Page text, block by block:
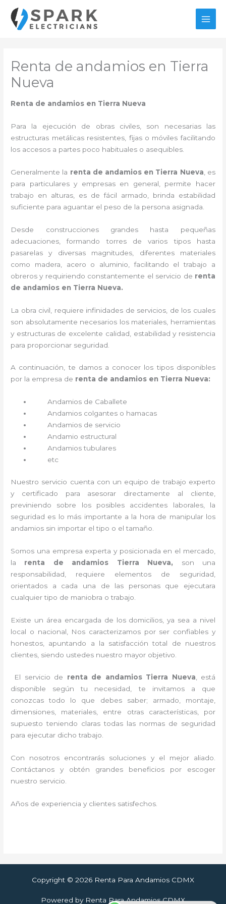
contenido
Renta de andamios en Tierra
Nueva
Renta de andamios en Tierra Nueva
Para la ejecución de obras civiles, son necesarias las
estructuras metálicas resistentes, fijas o móviles facilitando
los accesos a partes poco habituales o asequibles.
Generalmente la renta de andamios en Tierra Nueva , es
para particulares y empresas en general, permite hacer
trabajo en alturas, es de fácil armado, brinda estabilidad
suficiente para aguantar el peso de la persona asignada.
Desde construcciones grandes hasta pequeñas
adecuaciones, formando torres de varios tipos hasta
pasarelas y diversas magnitudes, diferentes materiales
como madera, acero o aluminio, facilitando el trabajo a
obreros y requiriendo constantemente el servicio de renta
de andamios en Tierra Nueva.
La obra civil, requiere infinidades de servicios, de los cuales
son absolutamente necesarios los materiales, herramientas
y estructuras de excelente calidad, estabilidad y resistencia
para proporcionar seguridad.
A continuación, te damos a conocer los tipos disponibles
por la empresa de renta de andamios en Tierra Nueva:
Andamios de Caballete
Andamios colgantes o hamacas
Andamios de servicio
Andamio estructural
Andamios tubulares
etc
Nuestro servicio cuenta con un equipo de trabajo experto
y certificado para asesorar directamente al cliente,
previniendo sobre los posibles accidentes laborales, la
seguridad es lo más importante a la hora de manipular los
andamios sin importar el tipo o el tamaño.
Somos una empresa experta y posicionada en el mercado,
la
renta de andamios Tierra Nueva, son una
responsabilidad, requiere elementos de seguridad,
orientados a cada una de las personas que ejecutara
cualquier tipo de maniobra o trabajo.
Existe un área encargada de los domicilios, ya sea a nivel
local o nacional, Nos caracterizamos por ser confiables y
honestos, apuntando a la satisfacción total de nuestros
clientes, siendo ustedes nuestro mayor objetivo.
El servicio de renta de andamios Tierra Nueva, está
disponible según tu necesidad, te invitamos a que
conozcas todo lo que debes saber; armado, montaje,
dimensiones, materiales, entre otras características, por
supuesto teniendo claras todas las normas de seguridad
para ejecutar dicho trabajo.
Con nosotros encontrarás soluciones y el mejor aliado.
Contáctanos y obtén grandes beneficios por escoger
nuestro servicio.
Años de experiencia y clientes satisfechos.
Copyright © 2026 Renta Para Andamios CDMX
Powered by Renta Para Andamios CDMX